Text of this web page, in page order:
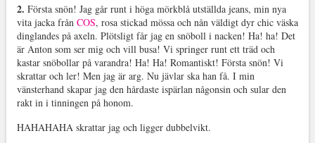
2. Första snön! Jag går runt i höga mörkblå utställda jeans, min nya
vita jacka från COS, rosa stickad mössa och nån väldigt dyr chic väska
dinglandes på axeln. Plötsligt får jag en snöboll i nacken! Ha! ha! Det
är Anton som ser mig och vill busa! Vi springer runt ett träd och
kastar snöbollar på varandra! Ha! Ha! Romantiskt! Första snön! Vi
skrattar och ler! Men jag är arg. Nu jävlar ska han få. I min
vänsterhand skapar jag den hårdaste ispärlan någonsin och sular den
rakt in i tinningen på honom.
HAHAHAHA skrattar jag och ligger dubbelvikt.